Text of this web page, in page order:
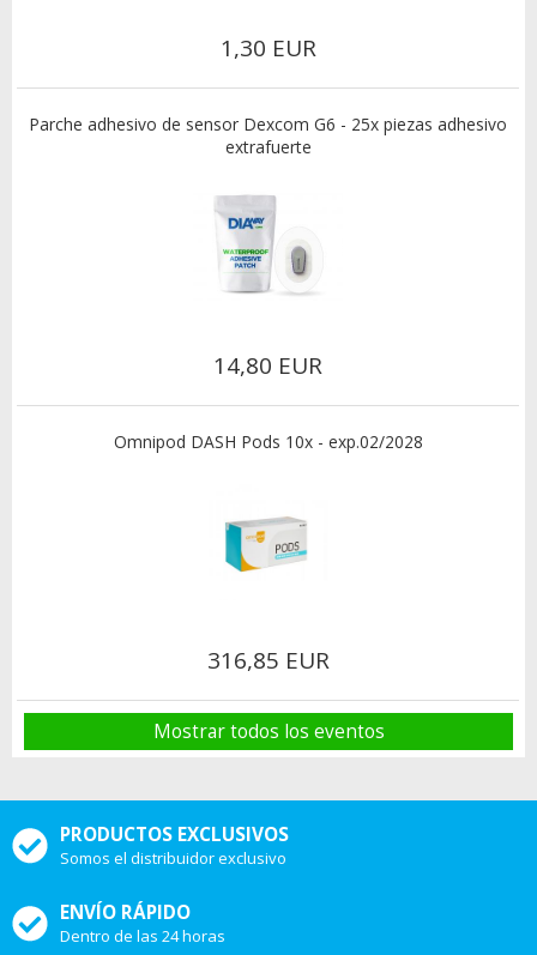
1,30 EUR
Parche adhesivo de sensor Dexcom G6 - 25x piezas adhesivo
extrafuerte
14,80 EUR
Omnipod DASH Pods 10x - exp.02/2028
316,85 EUR
Mostrar todos los eventos
PRODUCTOS EXCLUSIVOS
Somos el distribuidor exclusivo
ENVÍO RÁPIDO
Dentro de las 24 horas